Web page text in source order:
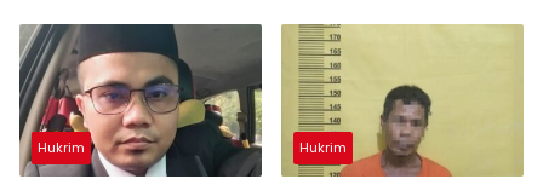
dan Transparan
Ringkus Dua Pelaku
Hukrim Hukrim